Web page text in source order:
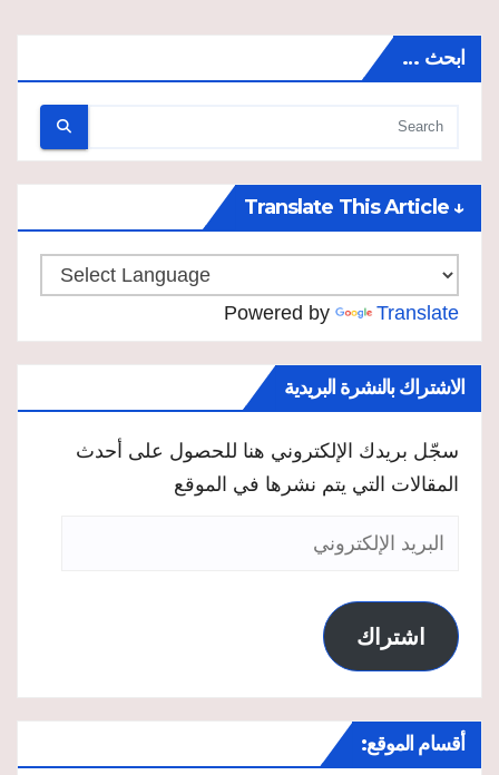
ابحث …
↓ Translate This Article
Powered by Translate
الاشتراك بالنشرة البريدية
سجّل بريدك الإلكتروني هنا للحصول على أحدث
المقالات التي يتم نشرها في الموقع
البريد
اشتراك
أقسام الموقع: